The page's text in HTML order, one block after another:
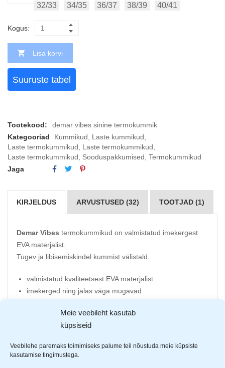
Meie veebileht kasutab
küpsiseid
Veebilehe paremaks toimimiseks palume teil nõustuda meie küpsiste
kasutamise tingimustega.
32/33
34/35 36/37 38/39 40/41
Kogus:
Lisa korvi
Suuruste tabel
Tootekood:
demar vibes sinine termokummik
Kategooriad
Kummikud Laste kummikud
Laste termokummikud
Laste termokummikud
Laste termokummikud
Sooduspakkumised Termokummikud
Jaga
KIRJELDUS ARVUSTUSED (32) TOOTJAD (1)
Demar Vibes termokummikud on valmistatud imekergest
EVA materjalist.
​Tugev ja libisemiskindel kummist välistald.
valmistatud kvaliteetsest EVA materjalist
imekerged ning jalas väga mugavad
eemaldatav elastse äärega sünteetiline termovooder,
mida võib pesta kuni 40C juures
külmal talvel